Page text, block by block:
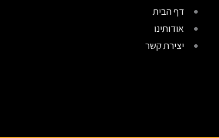
דף הבית
אודותינו
יצירת קשר